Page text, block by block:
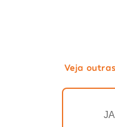
Veja